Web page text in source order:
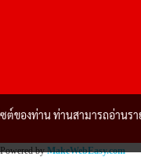
Powered byMakeWebEasy.com
ต์ของท่าน ท่านสามารถอ่านรา